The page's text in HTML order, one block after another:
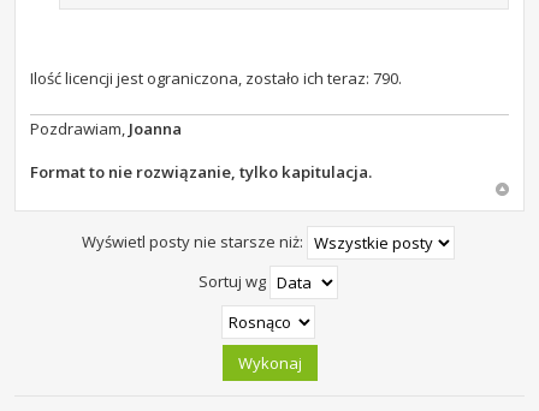
Ilość licencji jest ograniczona, zostało ich teraz: 790.
Pozdrawiam, Joanna
Format to nie rozwiązanie, tylko kapitulacja.
Wyświetl posty nie starsze niż:
Sortuj wg